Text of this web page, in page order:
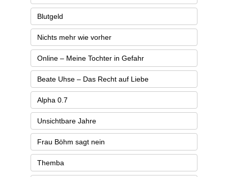
Blutgeld
Nichts mehr wie vorher
Online – Meine Tochter in Gefahr
Beate Uhse – Das Recht auf Liebe
Alpha 0.7
Unsichtbare Jahre
Frau Böhm sagt nein
Themba